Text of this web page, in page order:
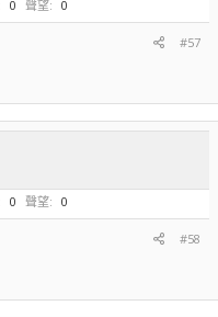
0 聲望 0
#57
0 聲望 0
#58